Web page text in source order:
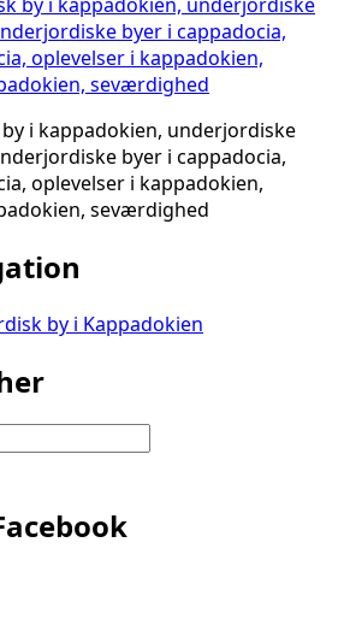
i kappadokien, underjordiske
byer i cappadocia,
oplevelser i kappadokien,
seværdighed
by i Kappadokien